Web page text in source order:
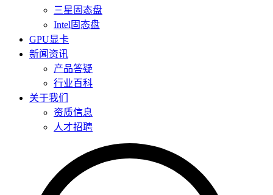
三星固态盘
Intel固态盘
GPU显卡
新闻资讯
产品答疑
行业百科
关于我们
资质信息
人才招聘